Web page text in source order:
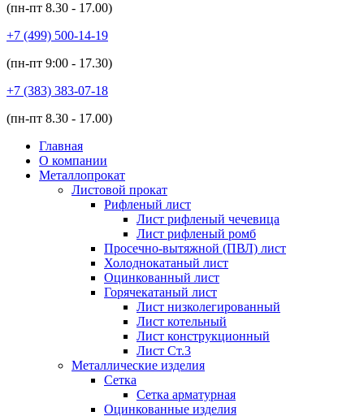
(пн-пт 8.30 - 17.00)
+7 (499) 500-14-19
(пн-пт 9:00 - 17.30)
+7 (383) 383-07-18
(пн-пт 8.30 - 17.00)
Главная
О компании
Металлопрокат
Листовой прокат
Рифленый лист
Лист рифленый чечевица
Лист рифленый ромб
Просечно-вытяжной (ПВЛ) лист
Холоднокатаный лист
Оцинкованный лист
Горячекатаный лист
Лист низколегированный
Лист котельный
Лист конструкционный
Лист Ст.3
Металлические изделия
Сетка
Сетка арматурная
Оцинкованные изделия